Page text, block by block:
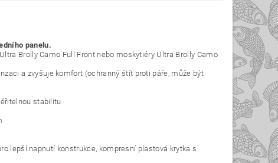
panelu.
Brolly Camo Full Front nebo moskytiéry Ultra Brolly Camo
a zvyšuje komfort (ochranný štít proti páře, může být
stabilitu
lepší napnutí konstrukce, kompresní plastová krytka s